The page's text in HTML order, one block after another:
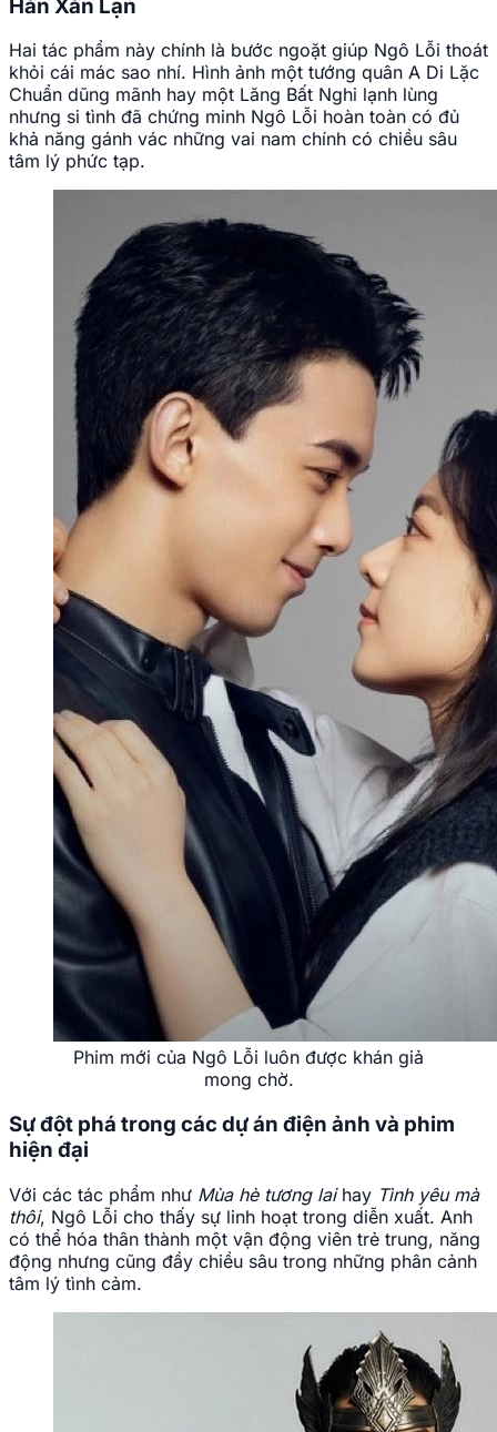
Hai tác phẩm này chính là bước ngoặt giúp Ngô Lỗi thoát
khỏi cái mác sao nhí. Hình ảnh một tướng quân A Di Lặc
Chuẩn dũng mãnh hay một Lăng Bất Nghi lạnh lùng
nhưng si tình đã chứng minh Ngô Lỗi hoàn toàn có đủ
khả năng gánh vác những vai nam chính có chiều sâu
tâm lý phức tạp.
Phim mới của Ngô Lỗi luôn được khán giả
mong chờ.
Sự đột phá trong các dự án điện ảnh và phim
hiện đại
Với các tác phẩm như
có thể hóa thân thành một vận động viên trẻ trung, năng
động nhưng cũng đầy chiều sâu trong những phân cảnh
tâm lý tình cảm.